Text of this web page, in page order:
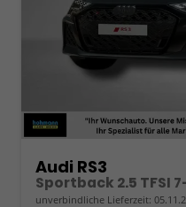
Audi RS3
Sportback 2.5 TFSI
unverbindliche Lieferzeit: